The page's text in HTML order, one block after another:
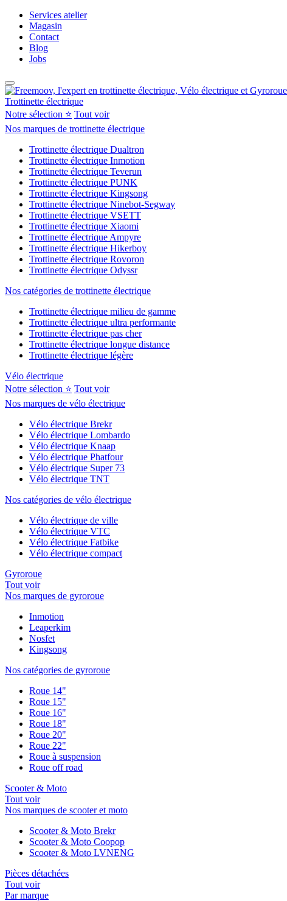
Services atelier
Magasin
Contact
Blog
Jobs
Trottinette électrique
Notre sélection ⭐ Tout voir
Nos marques de trottinette électrique
Trottinette électrique Dualtron
Trottinette électrique Inmotion
Trottinette électrique Teverun
Trottinette électrique PUNK
Trottinette électrique Kingsong
Trottinette électrique Ninebot-Segway
Trottinette électrique VSETT
Trottinette électrique Xiaomi
Trottinette électrique Ampyre
Trottinette électrique Hikerboy
Trottinette électrique Rovoron
Trottinette électrique Odyssr
Nos catégories de trottinette électrique
Trottinette électrique milieu de gamme
Trottinette électrique ultra performante
Trottinette électrique pas cher
Trottinette électrique longue distance
Trottinette électrique légère
Vélo électrique
Notre sélection ⭐ Tout voir
Nos marques de vélo électrique
Vélo électrique Brekr
Vélo électrique Lombardo
Vélo électrique Knaap
Vélo électrique Phatfour
Vélo électrique Super 73
Vélo électrique TNT
Nos catégories de vélo électrique
Vélo électrique de ville
Vélo électrique VTC
Vélo électrique Fatbike
Vélo électrique compact
Gyroroue
Tout voir
Nos marques de gyroroue
Inmotion
Leaperkim
Nosfet
Kingsong
Nos catégories de gyroroue
Roue 14"
Roue 15"
Roue 16"
Roue 18"
Roue 20"
Roue 22"
Roue à suspension
Roue off road
Scooter & Moto
Tout voir
Nos marques de scooter et moto
Scooter & Moto Brekr
Scooter & Moto Coopop
Scooter & Moto LVNENG
Pièces détachées
Tout voir
Par marque